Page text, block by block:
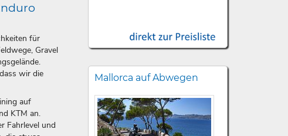
Mallorca auf Abwegen
für
Gravel
wir die
auf
KTM an.
Fahrlevel und